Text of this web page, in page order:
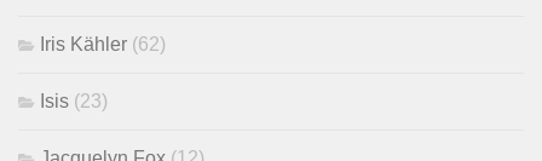
Iris Kähler (62)
Isis (23)